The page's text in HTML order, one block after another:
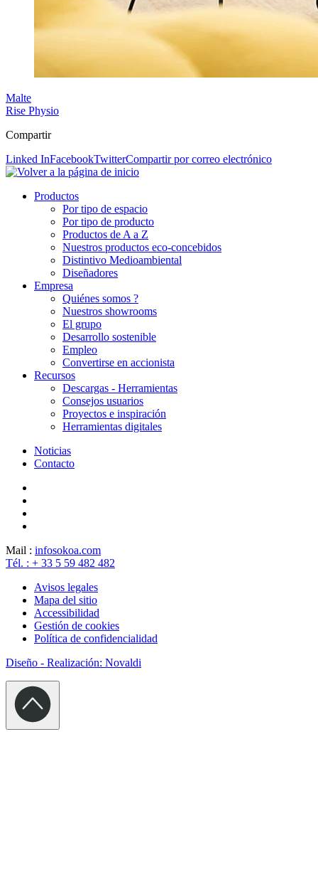
Malte
Rise Physio
Compartir
Linked InFacebookTwitterCompartir por correo electrónico
Productos
Por tipo de espacio
Por tipo de producto
Productos de A a Z
Nuestros productos eco-concebidos
Distintivo Medioambiental
Diseñadores
Empresa
Quiénes somos ?
Nuestros showrooms
El grupo
Desarrollo sostenible
Empleo
Convertirse en accionista
Recursos
Descargas - Herramientas
Consejos usuarios
Proyectos e inspiración
Herramientas digitales
Noticias
Contacto
Mail : infosokoa.com
Tél. : + 33 5 59 482 482
Avisos legales
Mapa del sitio
Accessibilidad
Gestión de cookies
Política de confidencialidad
Diseño - Realización: Novaldi